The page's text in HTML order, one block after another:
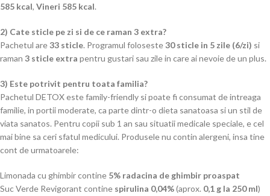
585 kcal, Vineri 585 kcal.
2) Cate sticle pe zi si de ce raman 3 extra?
Pachetul are33 sticle. Programul foloseste30 sticle in 5 zile (6/zi) si
raman 3 sticle extra pentru gustari sau zile in care ai nevoie de un plus.
3) Este potrivit pentru toata familia?
Pachetul DETOX este family-friendly si poate fi consumat de intreaga
familie, in portii moderate, ca parte dintr-o dieta sanatoasa si un stil de
viata sanatos. Pentru copii sub 1 an sau situatii medicale speciale, e cel
mai bine sa ceri sfatul medicului. Produsele nu contin alergeni, insa tine
cont de urmatoarele:
Limonada cu ghimbir contine 5% radacina de ghimbir proaspat
Suc Verde Revigorant contine spirulina 0,04%(aprox. 0,1 g la 250 ml)